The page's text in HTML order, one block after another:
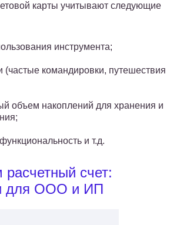
карты учитывают следующие
инструмента;
(частые командировки, путешествия
объем накоплений для хранения и
и т.д.
счет:
для ООО и ИП